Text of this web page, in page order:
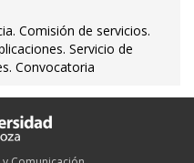
Comisión de servicios.
Servicio de
Convocatoria